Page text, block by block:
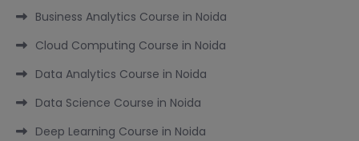
Business Analytics Course in Noida
Cloud Computing Course in Noida
Data Analytics Course in Noida
Data Science Course in Noida
Deep Learning Course in Noida